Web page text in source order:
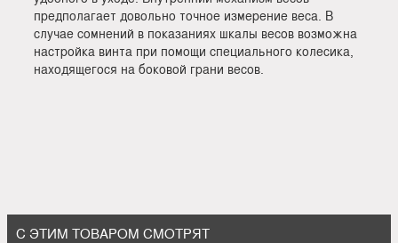
предполагает довольно точное измерение веса. В
случае сомнений в показаниях шкалы весов возможна
настройка винта при помощи специального колесика,
находящегося на боковой грани весов.
С ЭТИМ ТОВАРОМ СМОТРЯТ